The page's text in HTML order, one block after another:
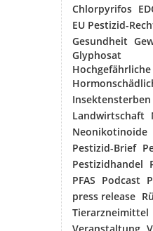
Chlorpyrifos
EU Pestizid-
Gesundheit
Glyphosat
Insektensterben
Landwirtschaft
Neonikotinoide
Pestizid-Brief
Pestizidhandel
PFAS Podcast
press release
Tierarzneimittel